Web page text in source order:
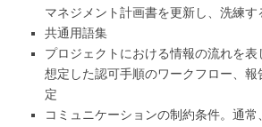
マネジメント計画書を更新し、洗練す
共通用語集
プロジェクトにおける情報の流れを表
想定した認可手順のワークフロー、
定
コミュニケーションの制約条件。通常